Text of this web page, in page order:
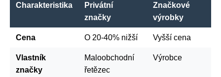
Charakteristika
Privátní
značky
Značkové
výrobky
Cena O 20-40% nižší Vyšší cena
Vlastník
značky
Maloobchodní
řetězec
Výrobce